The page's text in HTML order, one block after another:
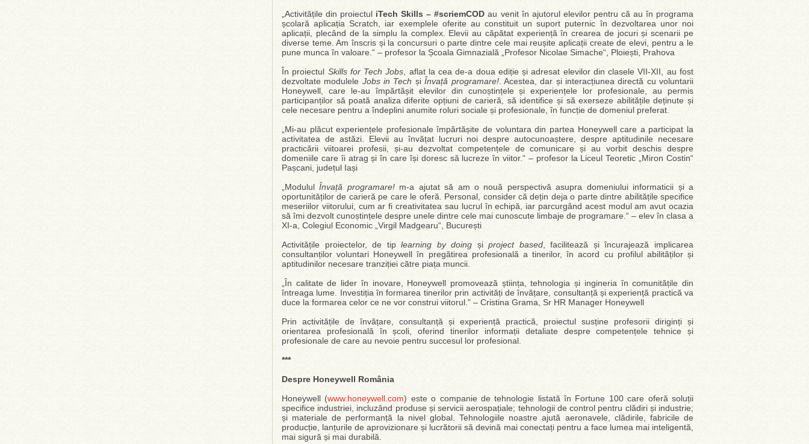
„Activitățile din proiectul iTech Skills – #scriemCOD au venit în ajutorul elevilor pentru că au în programa
școlară aplicația Scratch, iar exemplele oferite au constituit un suport puternic în dezvoltarea unor noi
aplicații, plecând de la simplu la complex. Elevii au căpătat experiență în crearea de jocuri și scenarii pe
diverse teme. Am înscris și la concursuri o parte dintre cele mai reușite aplicații create de elevi, pentru a le
pune munca în valoare.“ – profesor la Școala Gimnazială „Profesor Nicolae Simache“, Ploiești, Prahova
În proiectul Skills for Tech Jobs , aflat la cea de-a doua ediție și adresat elevilor din clasele VII-XII, au fost
dezvoltate modulele Jobs in Tech șiÎnvață programare!. Acestea, dar și interacțiunea directă cu voluntarii
Honeywell, care le-au împărtășit elevilor din cunoștințele și experiențele lor profesionale, au permis
participanților să poată analiza diferite opțiuni de carieră, să identifice și să exerseze abilitățile deținute și
cele necesare pentru a îndeplini anumite roluri sociale și profesionale, în funcție de domeniul preferat.
„Mi-au plăcut experiențele profesionale împărtășite de voluntara din partea Honeywell care a participat la
activitatea de astăzi. Elevii au învățat lucruri noi despre autocunoaștere, despre aptitudinile necesare
practicării viitoarei profesii, și-au dezvoltat competențele de comunicare și au vorbit deschis despre
domeniile care îi atrag și în care își doresc să lucreze în viitor.“ – profesor la Liceul Teoretic „Miron Costin“
Pașcani, județul Iași
„Modulul Învață programare!m-a ajutat să am o nouă perspectivă asupra domeniului informaticii și a
oportunităților de carieră pe care le oferă. Personal, consider că dețin deja o parte dintre abilitățile specifice
meseriilor viitorului, cum ar fi creativitatea sau lucrul în echipă, iar parcurgând acest modul am avut ocazia
să îmi dezvolt cunoștințele despre unele dintre cele mai cunoscute limbaje de programare.“ – elev în clasa a
XI-a, Colegiul Economic „Virgil Madgearu“, București
Activitățile proiectelor, de tiplearning by doing șiproject based, facilitează și încurajează implicarea
consultanților voluntari Honeywell în pregătirea profesională a tinerilor, în acord cu profilul abilităților și
aptitudinilor necesare tranziției către piața muncii.
„În calitate de lider în inovare, Honeywell promovează știința, tehnologia și ingineria în comunitățile din
întreaga lume. Investiția în formarea tinerilor prin activități de învățare, consultanță și experiență practică va
duce la formarea celor ce ne vor construi viitorul.” – Cristina Grama, Sr HR Manager Honeywell
Prin activitățile de învățare, consultanță și experiență practică, proiectul susține profesorii diriginți și
orientarea profesională în școli, oferind tinerilor informații detaliate despre competențele tehnice și
profesionale de care au nevoie pentru succesul lor profesional.
***
Despre Honeywell România
Honeywell (www.honeywell.com) este o companie de tehnologie listată în Fortune 100 care oferă soluții
specifice industriei, incluzând produse și servicii aerospațiale; tehnologii de control pentru clădiri și industrie;
și materiale de performanță la nivel global. Tehnologiile noastre ajută aeronavele, clădirile, fabricile de
producție, lanțurile de aprovizionare și lucrătorii să devină mai conectați pentru a face lumea mai inteligentă,
mai sigură și mai durabilă.